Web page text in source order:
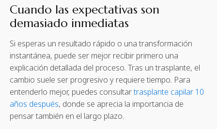
Cuando las expectativas son
demasiado inmediatas
Si esperas un resultado rápido o una transformación
instantánea, puede ser mejor recibir primero una
explicación detallada del proceso. Tras un trasplante, el
cambio suele ser progresivo y requiere tiempo. Para
entenderlo mejor, puedes consultartrasplante capilar 10
años después, donde se aprecia la importancia de
pensar también en el largo plazo.